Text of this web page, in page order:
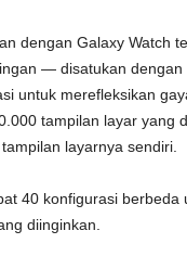
dengan Galaxy Watch
— disatukan
untuk merefleksikan
tampilan layar yang
layarnya sendiri.
40 konfigurasi
diinginkan.